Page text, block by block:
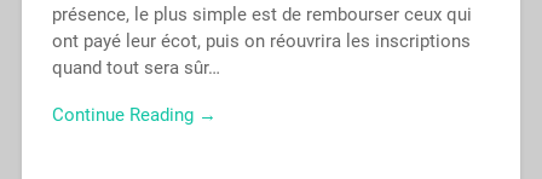
présence, le plus simple est de rembourser ceux qui
ont payé leur écot, puis on réouvrira les inscriptions
quand tout sera sûr…
Continue Reading →